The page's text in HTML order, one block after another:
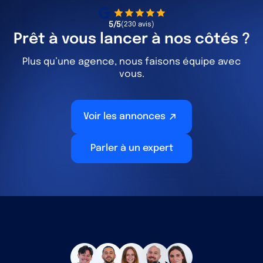
5/5(230 avis)
Prêt à vous lancer à nos côtés ?
Plus qu’une agence, nous faisons équipe avec
vous.
Voir les annonces
Parler à un expert